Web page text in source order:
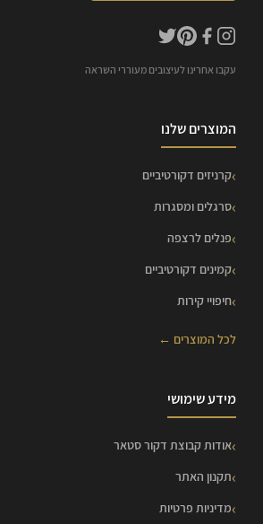
עקבו אחרינו לעיצובים מעוררי השראה
המוצרים שלנו
קרניזים דקורטיביים
סרגלים ומסגרות
פנלים לרצפה
קמינים דקורטיביים
חיפויי קירות
לכל המוצרים ←
מידע שימושי
אודות קבוצת דקור סטאר
תקנון האתר
מדיניות פרטיות